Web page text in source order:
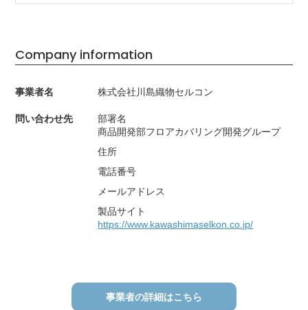
Company information
事業者名 株式会社川島織物セルコン
問い合わせ先
部署名
商品開発部フロアカバリング開発グループ
住所
電話番号
メールアドレス
製品サイト
https://www.kawashimaselkon.co.jp/
事業者の詳細はこちら